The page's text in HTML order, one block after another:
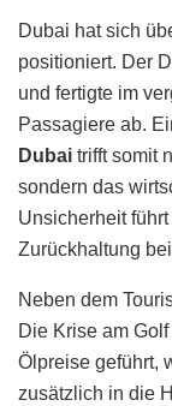
Dubai hat sich
positioniert. Der
und fertigte im
Passagiere ab.
Dubai trifft somit
sondern das
Unsicherheit
Zurückhaltung
Neben dem
Die Krise am
Ölpreise geführt,
zusätzlich in die